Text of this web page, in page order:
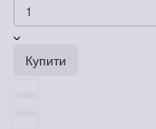
Купити